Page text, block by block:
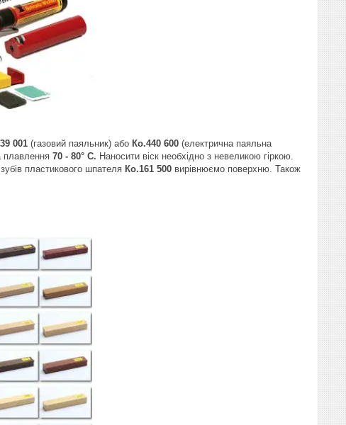
001 (газовий паяльник) або Ко.440 600 (електрична паяльна
плавлення 70 - 80° C. Наносити віск необхідно з невеликою гіркою.
пластикового шпателя Ко.161 500 вирівнюємо поверхню. Також